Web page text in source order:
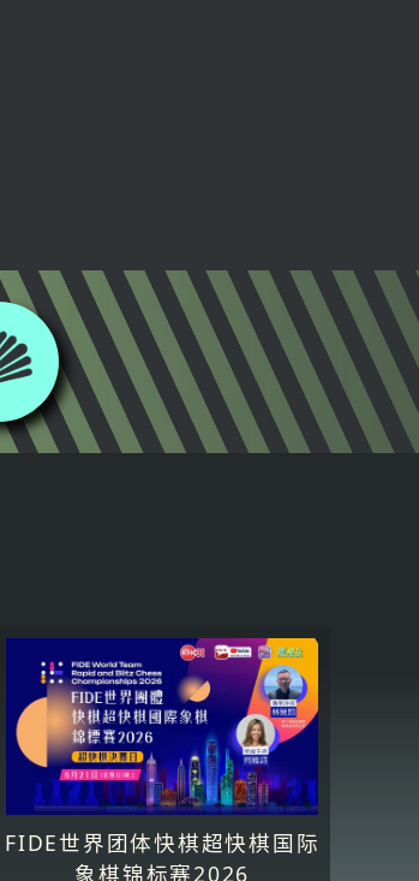
FIDE世界团体快棋超快棋国际
象棋锦标赛2026